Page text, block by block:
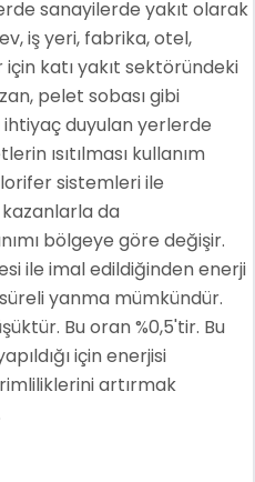
sanayilerde yakıt olarak
iş yeri, fabrika, otel,
katı yakıt sektöründeki
pelet sobası gibi
ihtiyaç duyulan yerlerde
ısıtılması kullanım
sistemleri ile
kazanlarla da
bölgeye göre değişir.
ile imal edildiğinden enerji
yanma mümkündür.
Bu oran %0,5'tir. Bu
için enerjisi
artırmak